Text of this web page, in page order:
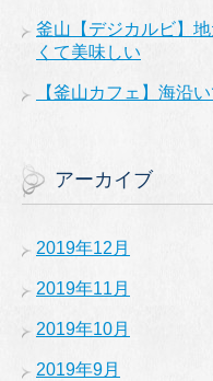
釜山【デジカルビ】
くて美味しい
【釜山カフェ】海沿
アーカイブ
2019年12月
2019年11月
2019年10月
2019年9月